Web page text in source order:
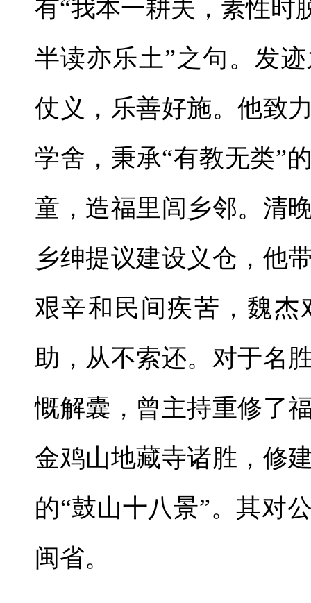
有“我本一耕夫，素性时
半读亦乐土”之句。发
仗义，乐善好施。他致
学舍，秉承“有教无类”
童，造福里闾乡邻。清
乡绅提议建设义仓，他
艰辛和民间疾苦，魏
助，从不索还。对于名
慨解囊，曾主持重修了
金鸡山地藏寺诸胜，修
的“鼓山十八景”。其对
闽省。